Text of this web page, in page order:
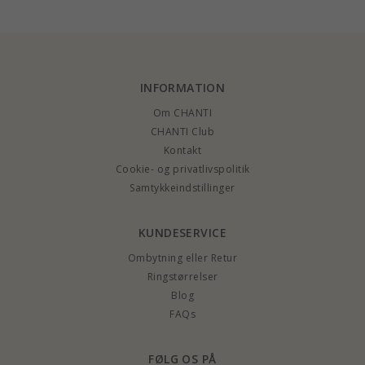
INFORMATION
Om CHANTI
CHANTI Club
Kontakt
Cookie- og privatlivspolitik
Samtykkeindstillinger
KUNDESERVICE
Ombytning eller Retur
Ringstørrelser
Blog
FAQs
FØLG OS PÅ